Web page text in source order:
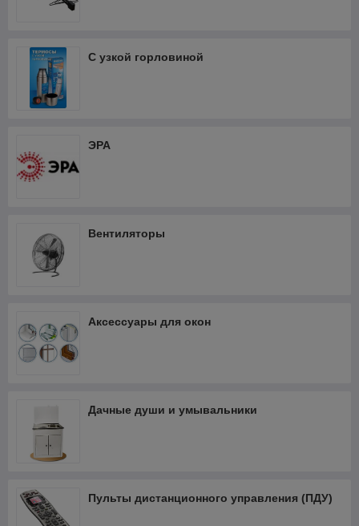
С узкой горловиной
ЭРА
Вентиляторы
Аксессуары для окон
Дачные души и умывальники
Пульты дистанционного управления (ПДУ)